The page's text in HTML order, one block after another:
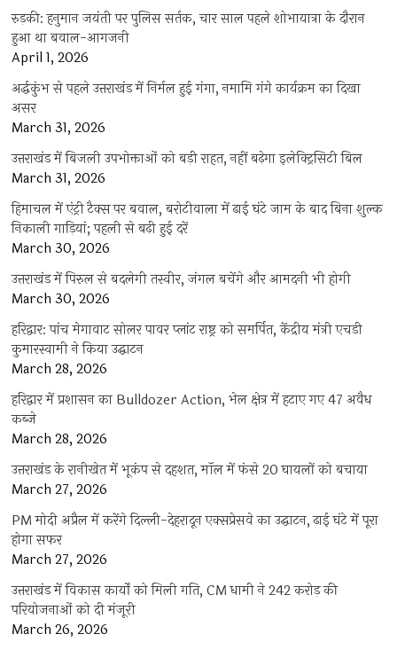
रुड़की: हनुमान जयंती पर पुलिस सर्तक, चार साल पहले शोभायात्रा के दौरान
हुआ था बवाल-आगजनी
April 1, 2026
अर्द्धकुंभ से पहले उत्तराखंड में निर्मल हुई गंगा, नमामि गंगे कार्यक्रम का दिखा
असर
March 31, 2026
उत्तराखंड में बिजली उपभोक्ताओं को बड़ी राहत, नहीं बढ़ेगा इलेक्ट्रिसिटी बिल
March 31, 2026
हिमाचल में एंट्री टैक्स पर बवाल, बरोटीवाला में ढाई घंटे जाम के बाद बिना शुल्क
निकाली गाड़ियां; पहली से बढ़ी हुई दरें
March 30, 2026
उत्तराखंड में पिरुल से बदलेगी तस्वीर, जंगल बचेंगे और आमदनी भी होगी
March 30, 2026
हरिद्वार: पांच मेगावाट सोलर पावर प्लांट राष्ट्र को समर्पित, केंद्रीय मंत्री एचडी
कुमारस्वामी ने किया उद्घाटन
March 28, 2026
हरिद्वार में प्रशासन का Bulldozer Action, भेल क्षेत्र में हटाए गए 47 अवैध
कब्जे
March 28, 2026
उत्तराखंड के रानीखेत में भूकंप से दहशत, मॉल में फंसे 20 घायलों को बचाया
March 27, 2026
PM मोदी अप्रैल में करेंगे दिल्ली-देहरादून एक्सप्रेसवे का उद्घाटन, ढाई घंटे में पूरा
होगा सफर
March 27, 2026
उत्तराखंड में विकास कार्यों को मिली गति, CM धामी ने 242 करोड़ की
परियोजनाओं को दी मंजूरी
March 26, 2026